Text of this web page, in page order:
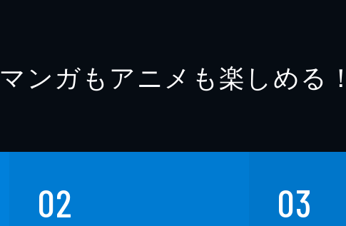
マンガもアニメも楽しめる！
02 03